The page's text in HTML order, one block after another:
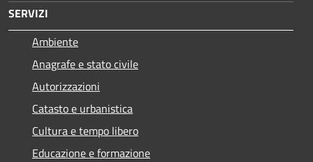
SERVIZI
Ambiente
Anagrafe e stato civile
Autorizzazioni
Catasto e urbanistica
Cultura e tempo libero
Educazione e formazione